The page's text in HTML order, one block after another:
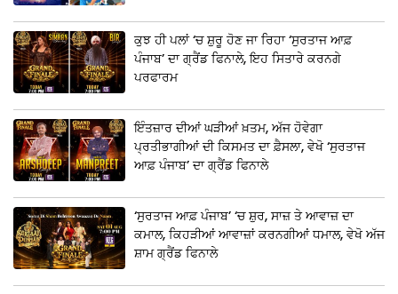
ਕੁਝ ਹੀ ਪਲਾਂ ‘ਚ ਸ਼ੁਰੂ ਹੋਣ ਜਾ ਰਿਹਾ ‘ਸੁਰਤਾਜ ਆਫ਼
ਪੰਜਾਬ’ ਦਾ ਗ੍ਰੈਂਡ ਫਿਨਾਲੇ, ਇਹ ਸਿਤਾਰੇ ਕਰਨਗੇ
ਪਰਫਾਰਮ
ਇੰਤਜ਼ਾਰ ਦੀਆਂ ਘੜੀਆਂ ਖ਼ਤਮ, ਅੱਜ ਹੋਵੇਗਾ
ਪ੍ਰਤੀਭਾਗੀਆਂ ਦੀ ਕਿਸਮਤ ਦਾ ਫ਼ੈਸਲਾ, ਵੇਖੋ ‘ਸੁਰਤਾਜ
ਆਫ਼ ਪੰਜਾਬ’ ਦਾ ਗ੍ਰੈਂਡ ਫਿਨਾਲੇ
‘ਸੁਰਤਾਜ ਆਫ਼ ਪੰਜਾਬ’ ‘ਚ ਸ਼ੁਰ, ਸਾਜ਼ ਤੇ ਆਵਾਜ਼ ਦਾ
ਕਮਾਲ, ਕਿਹੜੀਆਂ ਆਵਾਜ਼ਾਂ ਕਰਨਗੀਆਂ ਧਮਾਲ, ਵੇਖੋ ਅੱਜ
ਸ਼ਾਮ ਗ੍ਰੈਂਡ ਫਿਨਾਲੇ